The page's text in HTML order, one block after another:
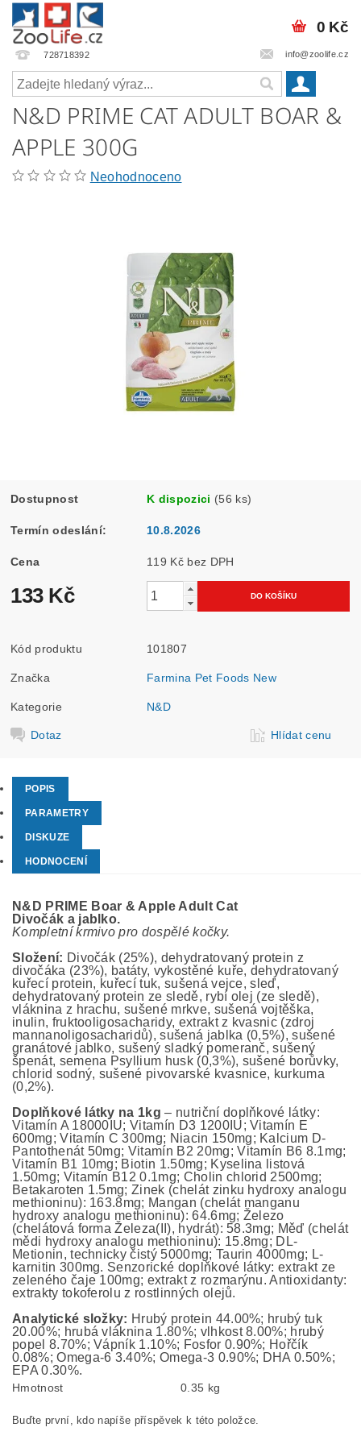
728718392 info@zoolife.cz
0 Kč
N&D PRIME CAT ADULT BOAR &
APPLE 300G
Neohodnoceno
Dostupnost K dispozici (56 ks)
Termín odeslání: 10.8.2026
Cena 119 Kč bez DPH
133 Kč
Kód produktu 101807
Značka Farmina Pet Foods New
Kategorie N&D
Dotaz Hlídat cenu
POPIS
PARAMETRY
DISKUZE
HODNOCENÍ
N&D PRIME Boar & Apple Adult Cat
Divočák a jablko.
Kompletní krmivo pro dospělé kočky.
Složení: Divočák (25%), dehydratovaný protein z
divočáka (23%), batáty, vykostěné kuře, dehydratovaný
kuřecí protein, kuřecí tuk, sušená vejce, sleď,
dehydratovaný protein ze sledě, rybí olej (ze sledě),
vláknina z hrachu, sušené mrkve, sušená vojtěška,
inulin, fruktooligosacharidy, extrakt z kvasnic (zdroj
mannanoligosacharidů), sušená jablka (0,5%), sušené
granátové jablko, sušený sladký pomeranč, sušený
špenát, semena Psyllium husk (0,3%), sušené borůvky,
chlorid sodný, sušené pivovarské kvasnice, kurkuma
(0,2%).
Doplňkové látky na 1kg– nutriční doplňkové látky:
Vitamín A 18000IU; Vitamín D3 1200IU; Vitamín E
600mg; Vitamín C 300mg; Niacin 150mg; Kalcium D-
Pantothenát 50mg; Vitamín B2 20mg; Vitamín B6 8.1mg;
Vitamín B1 10mg; Biotin 1.50mg; Kyselina listová
1.50mg; Vitamín B12 0.1mg; Cholin chlorid 2500mg;
Betakaroten 1.5mg; Zinek (chelát zinku hydroxy analogu
methioninu): 163.8mg; Mangan (chelát manganu
hydroxy analogu methioninu): 64.6mg; Železo
(chelátová forma Železa(II), hydrát): 58.3mg; Měď (chelát
mědi hydroxy analogu methioninu): 15.8mg; DL-
Metionin, technicky čistý 5000mg; Taurin 4000mg; L-
karnitin 300mg. Senzorické doplňkové látky: extrakt ze
zeleného čaje 100mg; extrakt z rozmarýnu. Antioxidanty:
extrakty tokoferolu z rostlinných olejů.
Analytické složky: Hrubý protein 44.00%; hrubý tuk
20.00%; hrubá vláknina 1.80%; vlhkost 8.00%; hrubý
popel 8.70%; Vápník 1.10%; Fosfor 0.90%; Hořčík
0.08%; Omega-6 3.40%; Omega-3 0.90%; DHA 0.50%;
EPA 0.30%.
Hmotnost 0.35 kg
Buďte první, kdo napíše příspěvek k této položce.